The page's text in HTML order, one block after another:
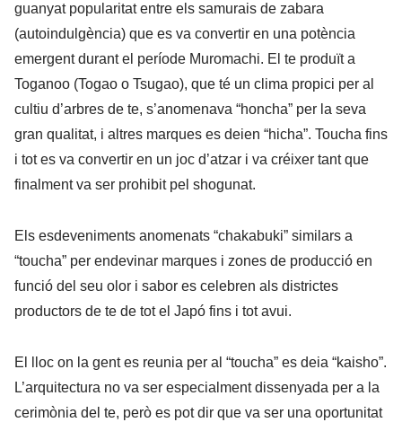
guanyat popularitat entre els samurais de zabara
(autoindulgència) que es va convertir en una potència
emergent durant el període Muromachi. El te produït a
Toganoo (Togao o Tsugao), que té un clima propici per al
cultiu d’arbres de te, s’anomenava “honcha” per la seva
gran qualitat, i altres marques es deien “hicha”. Toucha fins
i tot es va convertir en un joc d’atzar i va créixer tant que
finalment va ser prohibit pel shogunat.
Els esdeveniments anomenats “chakabuki” similars a
“toucha” per endevinar marques i zones de producció en
funció del seu olor i sabor es celebren als districtes
productors de te de tot el Japó fins i tot avui.
El lloc on la gent es reunia per al “toucha” es deia “kaisho”.
L’arquitectura no va ser especialment dissenyada per a la
cerimònia del te, però es pot dir que va ser una oportunitat